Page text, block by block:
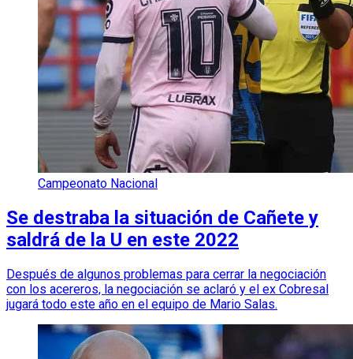
Campeonato Nacional
Se destraba la situación de Cañete y
saldrá de la U en este 2022
Después de algunos problemas para cerrar la negociación
con los acereros, la negociación se aclaró y el ex Cobresal
jugará todo este año en el equipo de Mario Salas.